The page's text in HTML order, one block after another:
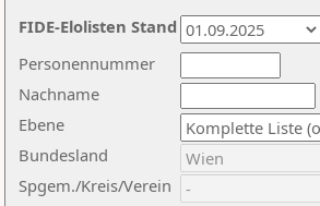
Nachname
Ebene
Personennummer
Bundesland
Spgem./Kreis/Verein
FIDE-Elolisten Stand